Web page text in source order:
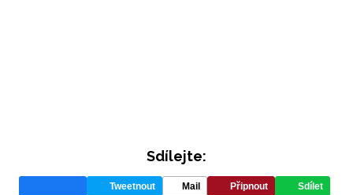
Sdílejte:
Tweetnout Mail Připnout Sdílet